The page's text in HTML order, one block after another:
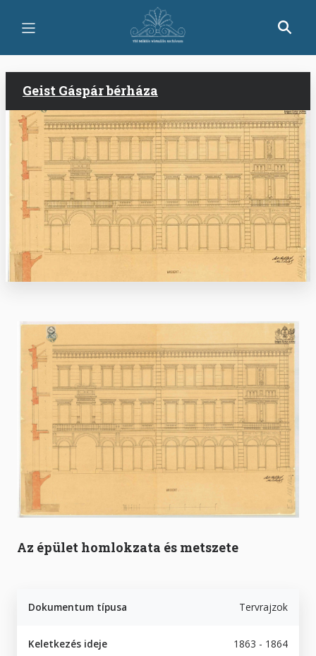
tartalomra
Geist Gáspár bérháza
Az épület homlokzata és metszete
Dokumentum típusa Tervrajzok
Keletkezés ideje 1863 - 1864